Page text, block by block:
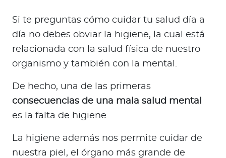
Si te preguntas cómo cuidar tu salud día a
día no debes obviar la higiene, la cual está
relacionada con la salud física de nuestro
organismo y también con la mental.
De hecho, una de las primeras
consecuencias de una mala salud mental
es la falta de higiene.
La higiene además nos permite cuidar de
nuestra piel, el órgano más grande de